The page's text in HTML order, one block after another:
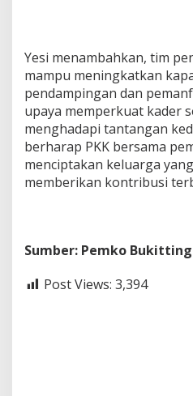
Yesi menambahkan, tim
mampu meningkatkan
pendampingan dan
upaya memperkuat kader
menghadapi tantangan
berharap PKK bersama
menciptakan keluarga
memberikan kontribusi
Sumber: Pemko
Post Views: 3,394